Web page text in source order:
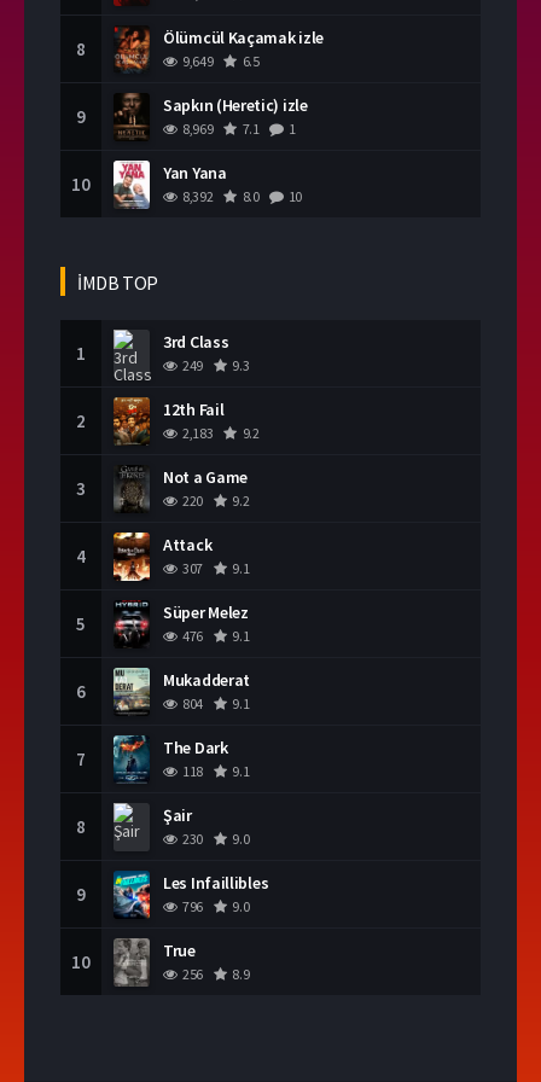
8 Ölümcül Kaçamak izle
9,649 6.5
9 Sapkın (Heretic) izle
8,969 7.1 1
10 Yan Yana
8,392 8.0 10
İMDB TOP
1 3rd Class
249 9.3
2 12th Fail
2,183 9.2
3 Not a Game
220 9.2
4 Attack
307 9.1
5 Süper Melez
476 9.1
6 Mukadderat
804 9.1
7 The Dark
118 9.1
8 Şair
230 9.0
9 Les Infaillibles
796 9.0
10 True
256 8.9